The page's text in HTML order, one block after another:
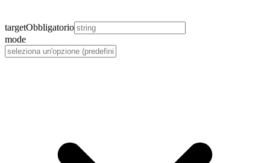
targetObbligatorio
mode